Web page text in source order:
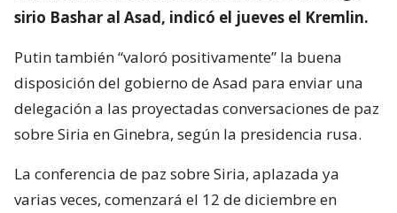
sirio Bashar al Asad, indicó el jueves el Kremlin.
Putin también “valoró positivamente” la buena
disposición del gobierno de Asad para enviar una
delegación a las proyectadas conversaciones de paz
sobre Siria en Ginebra, según la presidencia rusa.
La conferencia de paz sobre Siria, aplazada ya
varias veces, comenzará el 12 de diciembre en